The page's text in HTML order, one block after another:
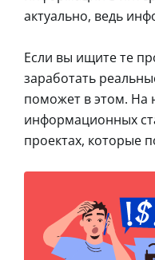
актуально, ведь
Если вы ищите те
заработать
поможет в этом. На
информационных
проектах, которые